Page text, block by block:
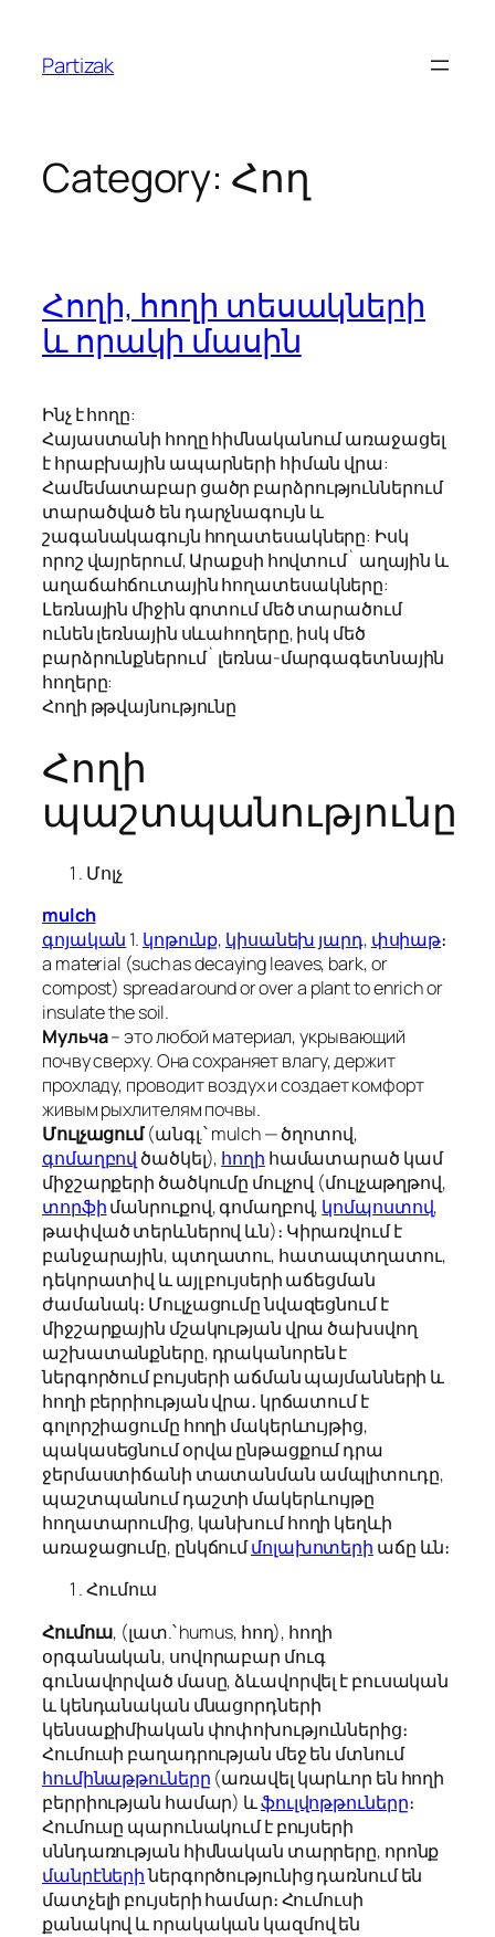
content
Partizak
Category: Հող
Հողի, հողի տեսակների
և որակի մասին
Ինչ է հողը:
Հայաստանի հողը հիմնականում առաջացել
է հրաբխային ապարների հիման վրա:
Համեմատաբար ցածր բարձրություններում
տարածված են դարչնագույն և
շագանակագույն հողատեսակները: Իսկ
որոշ վայրերում, Արաքսի հովտում` աղային և
աղաճահճուտային հողատեսակները:
Լեռնային միջին գոտում մեծ տարածում
ունեն լեռնային սևահողերը, իսկ մեծ
բարձրունքներում` լեռնա-մարգագետնային
հողերը:
Հողի թթվայնությունը
Հողի
պաշտպանությունը
Մոլչ
mulch
գոյական 1. կոթունք, կիսանեխ յարդ, փսիաթ։
a material (such as decaying leaves, bark, or
compost) spread around or over a plant to enrich or
insulate the soil.
Мульча– это любой материал, укрывающий
почву сверху. Она сохраняет влагу, держит
прохладу, проводит воздух и создает комфорт
живым рыхлителям почвы.
Մուլչացում(անգլ.՝mulch— ծղոտով,
գոմաղբով ծածկել), հողի համատարած կամ
միջշարքերի ծածկումը մուլչով (մուլչաթղթով,
տորֆիմանրուքով, գոմաղբով, կոմպոստով,
թափված տերևներով ևն)։ Կիրառվում է
բանջարային, պտղատու, հատապտղատու,
դեկորատիվ և այլ բույսերի աճեցման
ժամանակ։ Մուլչացումը նվազեցնում է
միջշարքային մշակության վրա ծախսվող
աշխատանքները, դրականորեն է
ներգործում բույսերի աճման պայմանների և
հողի բերրիության վրա․ կրճատում է
գոլորշիացումը հողի մակերևույթից,
պակասեցնում օրվա ընթացքում դրա
ջերմաստիճանի տատանման ամպլիտուդը,
պաշտպանում դաշտի մակերևույթը
հողատարումից, կանխում հողի կեղևի
առաջացումը, ընկճումմոլախոտերի աճը ևն։
Հումուս
Հումուս, (լատ.՝humus, հող), հողի
օրգանական, սովորաբար մուգ
գունավորված մասը, ձևավորվել է բուսական
և կենդանական մնացորդների
կենսաքիմիական փոփոխություններից։
Հումուսի բաղադրության մեջ են մտնում
հումինաթթուները (առավել կարևոր են հողի
բերրիության համար) ևֆուլվոթթուները։
Հումուսը պարունակում է բույսերի
սննդառության հիմնական տարրերը, որոնք
մանրէներիներգործությունից դառնում են
մատչելի բույսերի համար։ Հումուսի
քանակով և որակական կազմով են